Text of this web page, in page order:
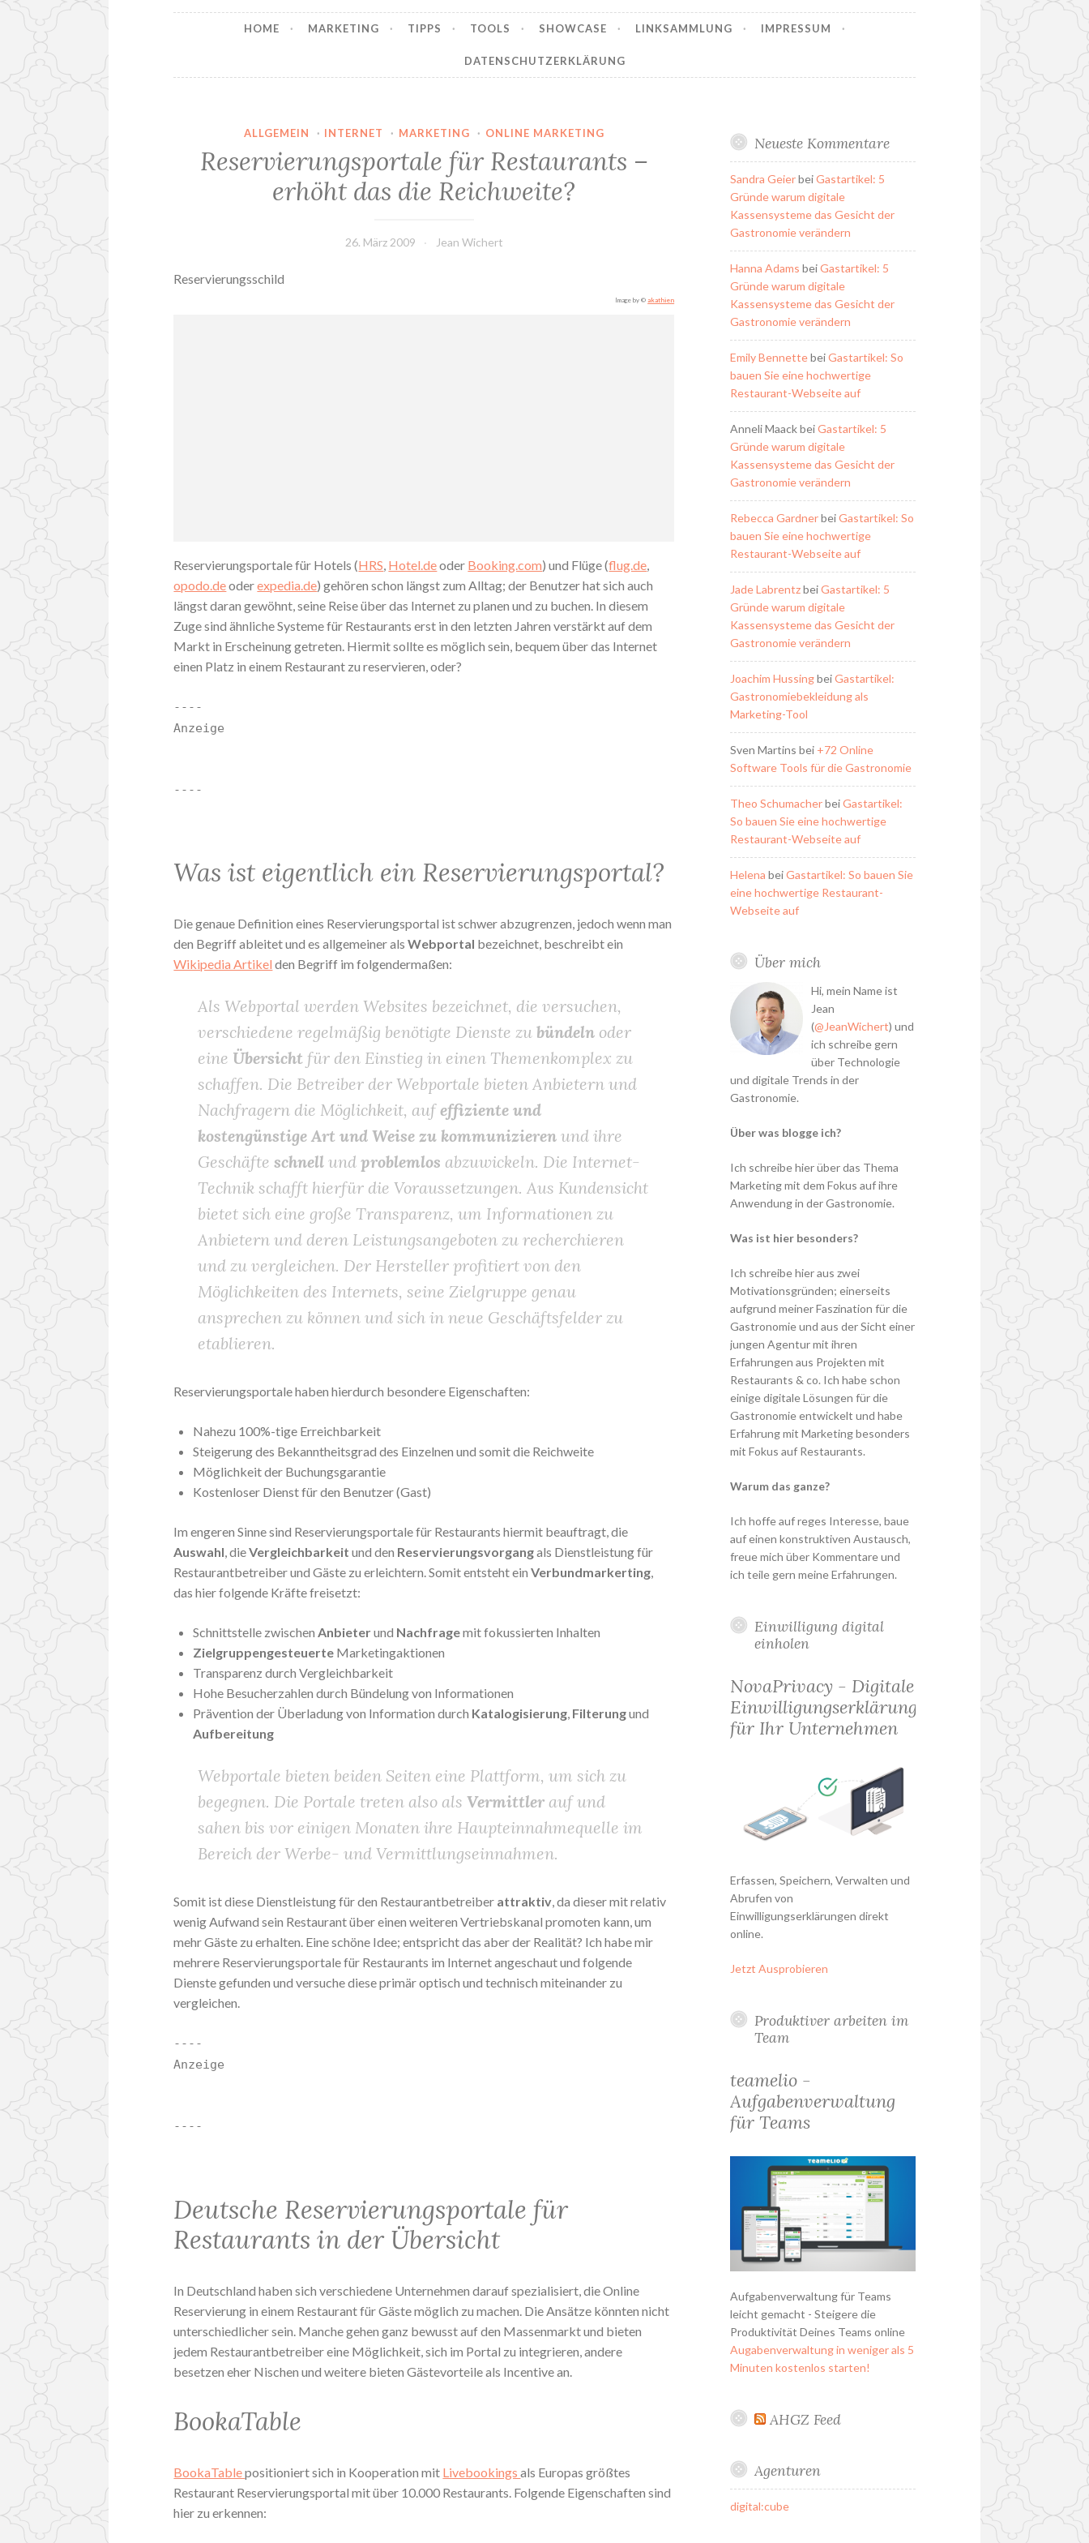
HOME MARKETING TIPPS TOOLS SHOWCASE LINKSAMMLUNG IMPRESSUM
DATENSCHUTZERKLÄRUNG
ALLGEMEIN · INTERNET · MARKETING · ONLINE MARKETING
Reservierungsportale für Restaurants –
erhöht das die Reichweite?
26. März 2009 Jean Wichert
Reservierungsschild
Image by © akathien
Reservierungsportale für Hotels (HRS, Hotel.deoder Booking.com) und Flüge (flug.de,
opodo.deoderexpedia.de) gehören schon längst zum Alltag; der Benutzer hat sich auch
längst daran gewöhnt, seine Reise über das Internet zu planen und zu buchen. In diesem
Zuge sind ähnliche Systeme für Restaurants erst in den letzten Jahren verstärkt auf dem
Markt in Erscheinung getreten. Hiermit sollte es möglich sein, bequem über das Internet
einen Platz in einem Restaurant zu reservieren, oder?
----
Anzeige
----
Was ist eigentlich ein Reservierungsportal?
Die genaue Definition eines Reservierungsportal ist schwer abzugrenzen, jedoch wenn man
den Begriff ableitet und es allgemeiner alsWebportal bezeichnet, beschreibt ein
Wikipedia Artikel den Begriff im folgendermaßen:
Als Webportal werden Websites bezeichnet, die versuchen,
verschiedene regelmäßig benötigte Dienste zubündeln oder
eine Übersichtfür den Einstieg in einen Themenkomplex zu
schaffen. Die Betreiber der Webportale bieten Anbietern und
Nachfragern die Möglichkeit, aufeffiziente und
kostengünstige Art und Weise zu kommunizieren und ihre
Geschäfteschnellundproblemlos abzuwickeln. Die Internet-
Technik schafft hierfür die Voraussetzungen. Aus Kundensicht
bietet sich eine große Transparenz, um Informationen zu
Anbietern und deren Leistungsangeboten zu recherchieren
und zu vergleichen. Der Hersteller profitiert von den
Möglichkeiten des Internets, seine Zielgruppe genau
ansprechen zu können und sich in neue Geschäftsfelder zu
etablieren.
Reservierungsportale haben hierdurch besondere Eigenschaften:
Nahezu 100%-tige Erreichbarkeit
Steigerung des Bekanntheitsgrad des Einzelnen und somit die Reichweite
Möglichkeit der Buchungsgarantie
Kostenloser Dienst für den Benutzer (Gast)
Im engeren Sinne sind Reservierungsportale für Restaurants hiermit beauftragt, die
Auswahl, dieVergleichbarkeitund den Reservierungsvorgangals Dienstleistung für
Restaurantbetreiber und Gäste zu erleichtern. Somit entsteht einVerbundmarkerting,
das hier folgende Kräfte freisetzt:
Schnittstelle zwischenAnbieterund Nachfragemit fokussierten Inhalten
Zielgruppengesteuerte Marketingaktionen
Transparenz durch Vergleichbarkeit
Hohe Besucherzahlen durch Bündelung von Informationen
Prävention der Überladung von Information durch Katalogisierung, Filterungund
Aufbereitung
Webportale bieten beiden Seiten eine Plattform, um sich zu
begegnen. Die Portale treten also alsVermittler auf und
sahen bis vor einigen Monaten ihre Haupteinnahmequelle im
Bereich der Werbe- und Vermittlungseinnahmen.
Somit ist diese Dienstleistung für den Restaurantbetreiber attraktiv, da dieser mit relativ
wenig Aufwand sein Restaurant über einen weiteren Vertriebskanal promoten kann, um
mehr Gäste zu erhalten. Eine schöne Idee; entspricht das aber der Realität? Ich habe mir
mehrere Reservierungsportale für Restaurants im Internet angeschaut und folgende
Dienste gefunden und versuche diese primär optisch und technisch miteinander zu
vergleichen.
----
Anzeige
----
Deutsche Reservierungsportale für
Restaurants in der Übersicht
In Deutschland haben sich verschiedene Unternehmen darauf spezialisiert, die Online
Reservierung in einem Restaurant für Gäste möglich zu machen. Die Ansätze könnten nicht
unterschiedlicher sein. Manche gehen ganz bewusst auf den Massenmarkt und bieten
jedem Restaurantbetreiber eine Möglichkeit, sich im Portal zu integrieren, andere
besetzen eher Nischen und weitere bieten Gästevorteile als Incentive an.
BookaTable
BookaTablepositioniert sich in Kooperation mit Livebookingsals Europas größtes
Restaurant Reservierungsportal mit über 10.000 Restaurants. Folgende Eigenschaften sind
hier zu erkennen:
Neueste Kommentare
Sandra GeierbeiGastartikel: 5
Gründe warum digitale
Kassensysteme das Gesicht der
Gastronomie verändern
Hanna Adams beiGastartikel: 5
Gründe warum digitale
Kassensysteme das Gesicht der
Gastronomie verändern
Emily BennettebeiGastartikel: So
bauen Sie eine hochwertige
Restaurant-Webseite auf
Anneli MaackbeiGastartikel: 5
Gründe warum digitale
Kassensysteme das Gesicht der
Gastronomie verändern
Rebecca GardnerbeiGastartikel: So
bauen Sie eine hochwertige
Restaurant-Webseite auf
Jade LabrentzbeiGastartikel: 5
Gründe warum digitale
Kassensysteme das Gesicht der
Gastronomie verändern
Joachim HussingbeiGastartikel:
Gastronomiebekleidung als
Marketing-Tool
Sven Martins bei +72 Online
Software Tools für die Gastronomie
Theo SchumacherbeiGastartikel:
So bauen Sie eine hochwertige
Restaurant-Webseite auf
Helena beiGastartikel: So bauen Sie
eine hochwertige Restaurant-
Webseite auf
Über mich
Hi, mein Name ist
Jean
(@JeanWichert) und
ich schreibe gern
über Technologie
und digitale Trends in der
Gastronomie.
Über was blogge ich?
Ich schreibe hier über das Thema
Marketing mit dem Fokus auf ihre
Anwendung in der Gastronomie.
Was ist hier besonders?
Ich schreibe hier aus zwei
Motivationsgründen; einerseits
aufgrund meiner Faszination für die
Gastronomie und aus der Sicht einer
jungen Agentur mit ihren
Erfahrungen aus Projekten mit
Restaurants & co. Ich habe schon
einige digitale Lösungen für die
Gastronomie entwickelt und habe
Erfahrung mit Marketing besonders
mit Fokus auf Restaurants.
Warum das ganze?
Ich hoffe auf reges Interesse, baue
auf einen konstruktiven Austausch,
freue mich über Kommentare und
ich teile gern meine Erfahrungen.
Einwilligung digital
einholen
NovaPrivacy - Digitale
Einwilligungserklärung
für Ihr Unternehmen
Erfassen, Speichern, Verwalten und
Abrufen von
Einwilligungserklärungen direkt
online.
Jetzt Ausprobieren
Produktiver arbeiten im
Team
teamelio -
Aufgabenverwaltung
für Teams
Aufgabenverwaltung für Teams
leicht gemacht - Steigere die
Produktivität Deines Teams online
Augabenverwaltung in weniger als 5
Minuten kostenlos starten!
AHGZ Feed
Agenturen
digital:cube